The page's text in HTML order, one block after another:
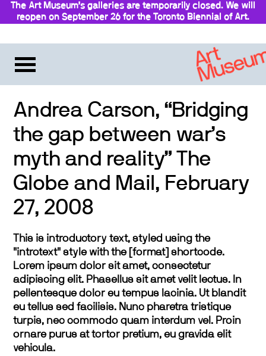
The Art Museum’s galleries are temporarily closed. We will
reopen on September 26 for the Toronto Biennial of Art.
Andrea Carson, “Bridging
the gap between war’s
myth and reality” The
Globe and Mail, February
27, 2008
This is introductory text, styled using the
"introtext" style with the [format] shortcode.
Lorem ipsum dolor sit amet, consectetur
adipiscing elit. Phasellus sit amet velit lectus. In
pellentesque dolor eu tempus lacinia. Ut blandit
eu tellus sed facilisis. Nunc pharetra tristique
turpis, nec commodo quam interdum vel. Proin
ornare purus at tortor pretium, eu gravida elit
vehicula.